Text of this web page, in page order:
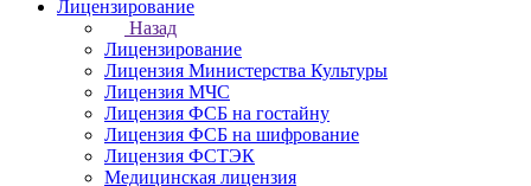
Лицензирование
Назад
Лицензирование
Лицензия Министерства Культуры
Лицензия МЧС
Лицензия ФСБ на гостайну
Лицензия ФСБ на шифрование
Лицензия ФСТЭК
Медицинская лицензия